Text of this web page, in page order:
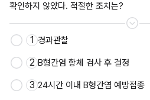
확인하지 않았다. 적절한 조치는?
1 경과관찰
2 B형간염 항체 검사 후 결정
3 24시간 이내 B형간염 예방접종